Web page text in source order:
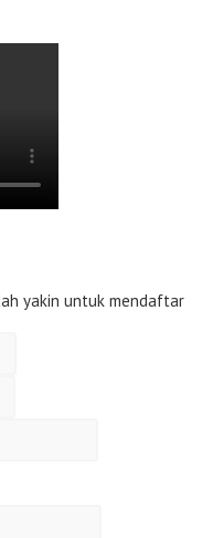
yakin untuk mendaftar